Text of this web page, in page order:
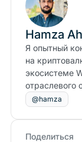
Hamza
Я опытный
на
экосистеме
отраслевого
@hamza
Поделиться